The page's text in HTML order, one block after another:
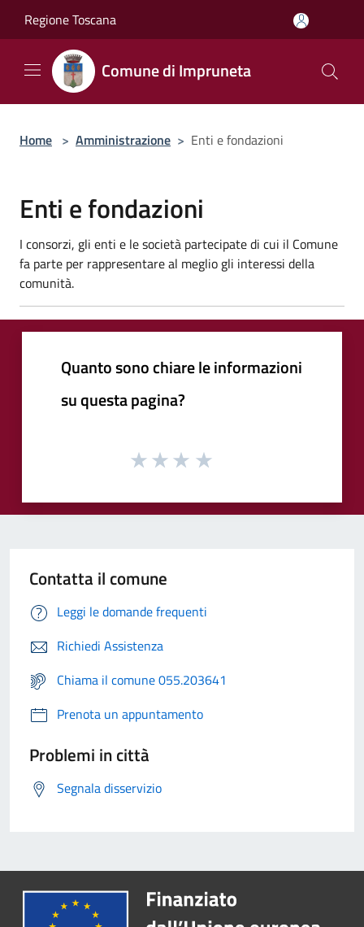
Regione Toscana
Comune di Impruneta
Home > Amministrazione > Enti e fondazioni
Enti e fondazioni
I consorzi, gli enti e le società partecipate di cui il Comune
fa parte per rappresentare al meglio gli interessi della
comunità.
Quanto sono chiare le informazioni
su questa pagina?
Contatta il comune
Leggi le domande frequenti
Richiedi Assistenza
Chiama il comune 055.203641
Prenota un appuntamento
Problemi in città
Segnala disservizio